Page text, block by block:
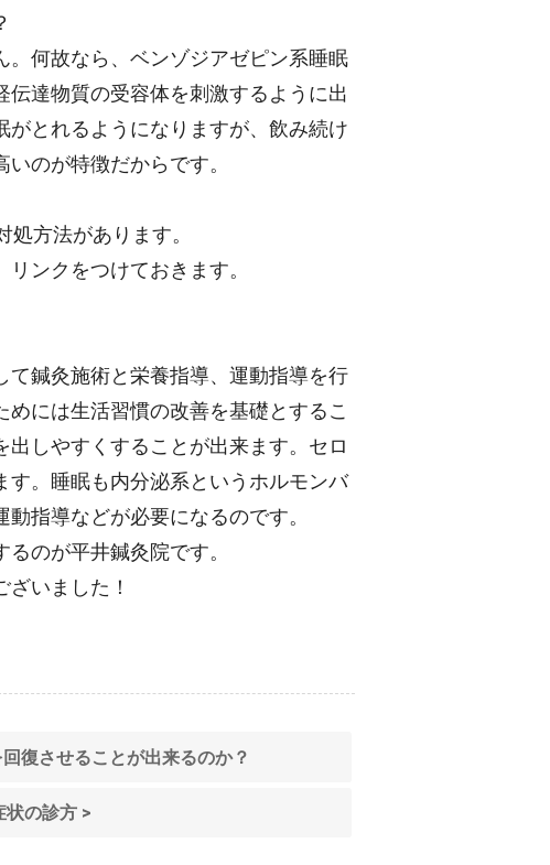
何故なら、ベンゾジアゼピン系睡眠
達物質の受容体を刺激するように出
とれるようになりますが、飲み続け
のが特徴だからです。
方法があります。
ンクをつけておきます。
鍼灸施術と栄養指導、運動指導を行
には生活習慣の改善を基礎とするこ
しやすくすることが出来ます。セロ
す。睡眠も内分泌系というホルモンバ
指導などが必要になるのです。
のが平井鍼灸院です。
いました！
復させることが出来るのか？
状の診方 >